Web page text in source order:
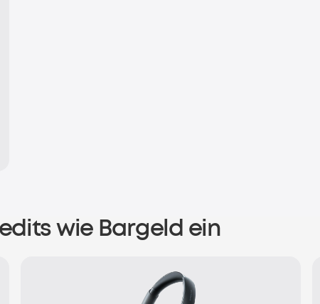
wie Bargeld ein